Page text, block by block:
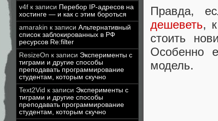
v4f к записи Перебор IP-адресов на
хостинге — и как с этим бороться
amarakin к записи Альтернативный
список заблокированных в РФ
ресурсов Re:filter
ResizeOn к записи Эксперименты с
тиграми и другие способы
преподавать программирование
студентам, которым скучно
Text2Vid к записи Эксперименты с
тиграми и другие способы
преподавать программирование
студентам, которым скучно
Правда,
дешеветь,
стоить
Особенно
модель.